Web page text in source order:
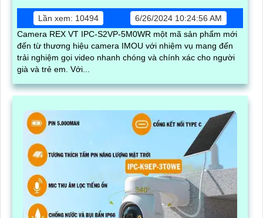
Lần xem: 10494
6/26/2024 10:24:56 AM
Camera REX VT IPC-S2VP-5M0WR một mã sản phẩm mới
đến từ thương hiệu camera IMOU với nhiệm vụ mang đến
trải nghiệm gọi video nhanh chóng và chính xác cho người
già và trẻ em. Với...